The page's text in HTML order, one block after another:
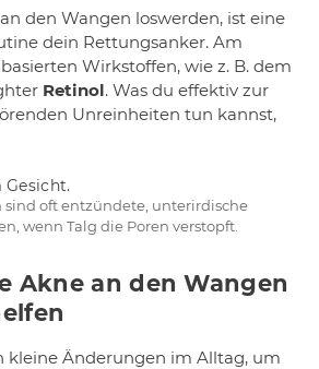
den Wangen loswerden, ist eine
dein Rettungsanker. Am
Wirkstoffen, wie z. B. dem
Retinol. Was du effektiv zur
Unreinheiten tun kannst,
sind oft entzündete, unterirdische
wenn Talg die Poren verstopft.
Akne an den Wangen
kleine Änderungen im Alltag, um